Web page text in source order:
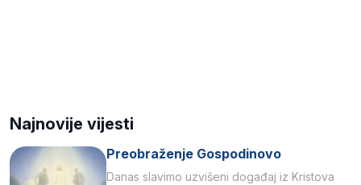
Najnovije vijesti
Preobraženje Gospodinovo
Danas slavimo uzvišeni događaj iz Kristova